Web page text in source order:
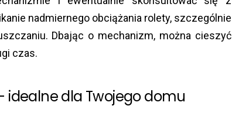
nadmiernego obciążania rolety, szczególnie
Dbając o mechanizm, można cieszyć
czas.
idealne dla Twojego domu